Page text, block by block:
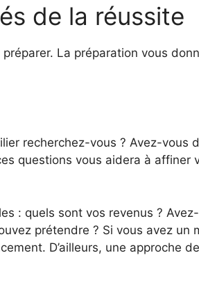
de la réussite
La préparation vous
recherchez-vous ? Avez-vous
questions vous aidera à affiner
: quels sont vos revenus ?
prétendre ? Si vous avez un
D’ailleurs, une approche